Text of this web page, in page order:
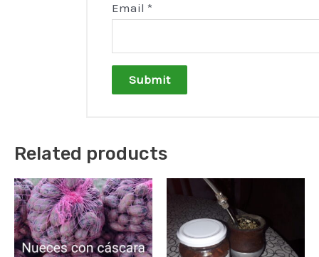
Email *
Related products